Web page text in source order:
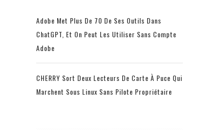
Adobe Met Plus De 70 De Ses Outils Dans
ChatGPT, Et On Peut Les Utiliser Sans Compte
Adobe
CHERRY Sort Deux Lecteurs De Carte À Puce Qui
Marchent Sous Linux Sans Pilote Propriétaire